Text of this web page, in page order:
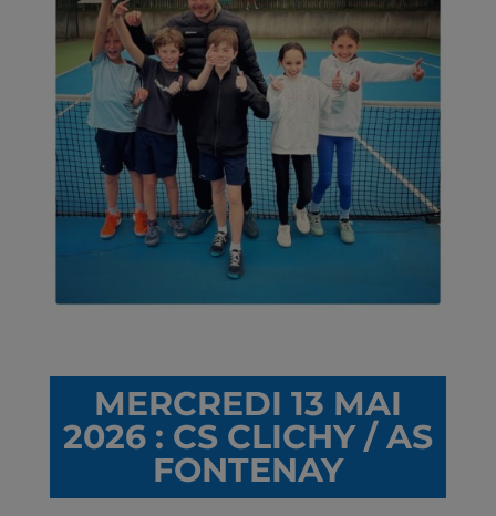
MERCREDI 13 MAI
2026 : CS CLICHY / AS
FONTENAY